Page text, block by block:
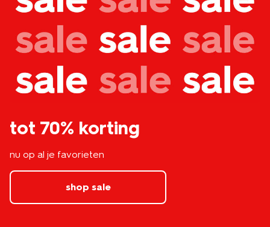
tot 70% korting
nu op al je favorieten
shop sale